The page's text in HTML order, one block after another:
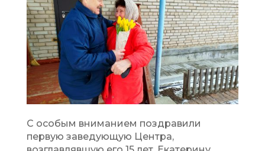
С особым вниманием поздравили
первую заведующую Центра,